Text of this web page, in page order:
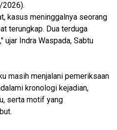
2026).
kasus meninggalnya seorang
terungkap. Dua terduga
ujar Indra Waspada, Sabtu
masih menjalani pemeriksaan
kronologi kejadian,
serta motif yang